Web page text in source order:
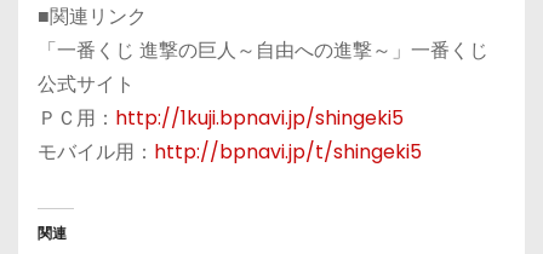
■関連リンク
「一番くじ 進撃の巨人～自由への進撃～」一番くじ
公式サイト
ＰＣ用： http://1kuji.bpnavi.jp/shingeki5
モバイル用： http://bpnavi.jp/t/shingeki5
関連